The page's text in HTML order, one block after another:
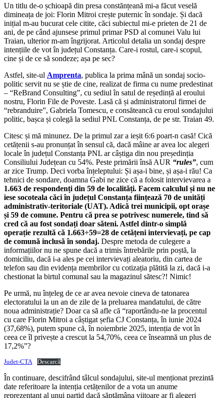
Un titlu de-o șchioapă din presa constănțeană mi-a făcut veselă
dimineața de joi: Florin Mitroi crește puternic în sondaje. Și dacă
inițial m-au bucurat cele citite, căci subiectul mi-e prieten de 21 de
ani, de pe când ajunsese primul primar PSD al comunei Valu lui
Traian, ulterior m-am îngrijorat. Articolul detalia un sondaj despre
intențiile de vot în județul Constanța. Care-i rostul, care-i scopul,
cine și de ce să sondeze; așa pe sec?
Astfel, site-ul Amprenta, publica la prima mână un sondaj socio-
politic servit nu se știe de cine, realizat de firma cu nume predestinat
– “ReBrand Consulting”, cu sediul în satul de reședință al eroului
nostru, Florin File de Poveste. Lasă că și administratorul firmei de
“rebranduire”, Gabriela Tomescu, e consăteancă cu eroul sondajului
politic, bașca și colegă la sediul PNL Constanța, de pe str. Traian 49.
Citesc și mă minunez. De la primul zar a ieșit 6:6 poart-n casă! Cică
cetățenii s-au pronunțat în sensul că, dacă mâine ar avea loc alegeri
locale în județul Constanța PNL ar câștiga din nou președinția
Consiliului Județean cu 54%. Peste primării însă AUR “rules”, cum
ar zice Trump. Deci vorba înțeleptului: Și așa-i bine, și așa-i rău! Ca
tehnici de sondare, doamna Gabi ne zice că a folosit intervievarea a
1.663 de respondenți din 59 de localități. Facem calculul și nu ne
iese socoteala căci în județul Constanța ființează 70 de unități
administrativ-teritoriale (UAT). Adică trei municipii, opt orașe
și 59 de comune. Pentru că prea se potrivesc numerele, tind să
cred că au fost sondați doar săteni. Astfel dintr-o simplă
operație rezultă că 1.663÷59=28 de cetățeni intervievați, pe cap
de comună inclusă în sondaj. Despre metoda de culegere a
informațiilor nu ne spune dacă a trimis întrebările prin poștă, la
domiciliu, dacă i-a ales pe cei intervievați aleatoriu, din cartea de
telefon sau din evidența membrilor cu cotizația plătită la zi, dacă i-a
chestionat la birtul comunal sau la magazinul sătesc?! Nimic!
Pe urmă, nu înțeleg de ce ar avea nevoie cineva de tatonarea
electoratului la un an de zile de la preluarea mandatului, de către
noua administrație? Doar ca să afle că “raportându-ne la procentul
cu care Florin Mitroi a câștigat șefia CJ Constanța, în iunie 2024
(37,68%), putem spune că, în noiembrie 2025, intenția de vot în
ceea ce îl privește a crescut la 54,70%, ceea ce înseamnă un plus de
17,2%”?
Judet-CTA Descarcă
În continuare, descifrând tâlcul sondajului, site-ul menționat prezintă
date referitoare la intenția cetățenilor de a vota un anume
reprezentant al unui partid dacă săptămâna viitoare ar fi alegeri